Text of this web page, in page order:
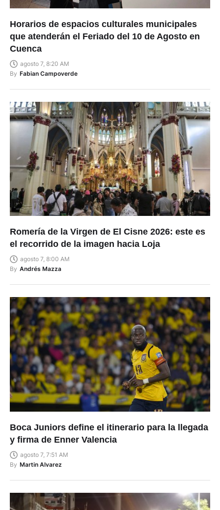
Horarios de espacios culturales municipales
que atenderán el Feriado del 10 de Agosto en
Cuenca
agosto 7, 8:20 AM
By Fabian Campoverde
Romería de la Virgen de El Cisne 2026: este es
el recorrido de la imagen hacia Loja
agosto 7, 8:00 AM
By Andrés Mazza
Boca Juniors define el itinerario para la llegada
y firma de Enner Valencia
agosto 7, 7:51 AM
By Martin Alvarez